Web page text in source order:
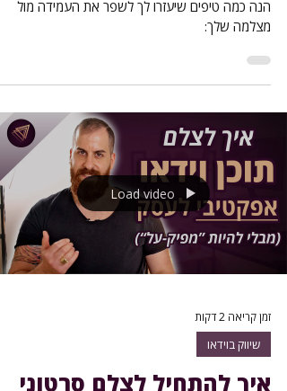
הנה כמה טיפים שיעזרו לך לשפר את העמידה מול
מצלמה שלך:
Load video
זמן קריאה 2 דקות
שיווק בוידאו
איך להתחיל לצלם סרטוני